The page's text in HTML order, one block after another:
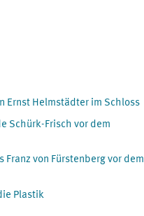
Ernst Helmstädter im Schloss
Schürk-Frisch vor dem
Franz von Fürstenberg vor dem
Plastik